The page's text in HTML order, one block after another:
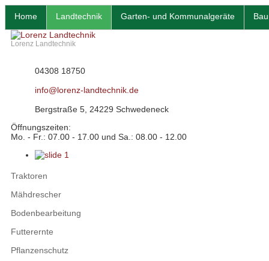
Home Landtechnik Garten- und Kommunalgeräte
Lorenz Landtechnik
04308 18750
info@lorenz-landtechnik.de
Bergstraße 5, 24229 Schwedeneck
Öffnungszeiten:
Mo. - Fr.: 07.00 - 17.00 und Sa.: 08.00 - 12.00
Traktoren
Mähdrescher
Bodenbearbeitung
Futterernte
Pflanzenschutz